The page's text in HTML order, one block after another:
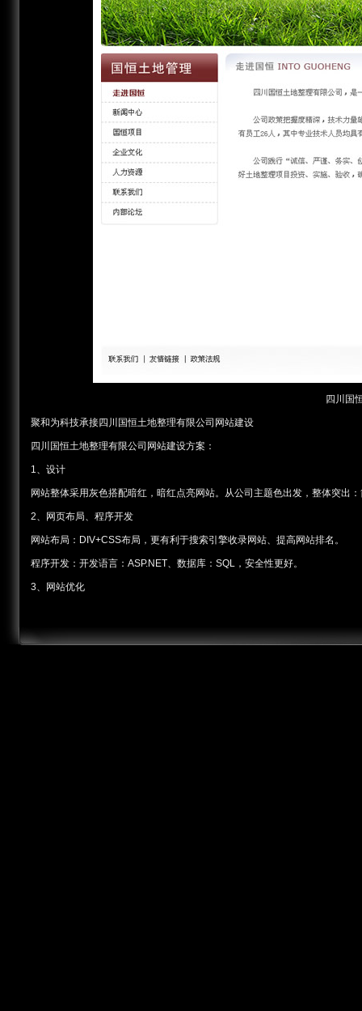
四川国
聚和为科技承接四川国恒土地整理有限公司网站建设
四川国恒土地整理有限公司网站建设方案：
1、设计
网站整体采用灰色搭配暗红，暗红点亮网站。从公司主题色出发，整体突出
2、网页布局、程序开发
网站布局：DIV+CSS布局，更有利于搜索引擎收录网站、提高网站排名。
程序开发：开发语言：ASP.NET、数据库：SQL，安全性更好。
3、网站优化